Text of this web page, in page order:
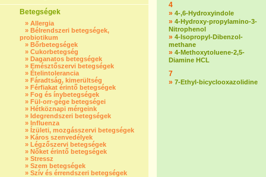
Betegségek
» Allergia
» Bélrendszeri betegségek,
probiotikum
» Bőrbetegségek
» Cukorbetegség
» Daganatos betegségek
» Emésztőszervi betegségek
» Ételintolerancia
» Fáradtság, kimerültség
» Férfiakat érintő betegségek
» Fog és ínybetegségek
» Fül-orr-gége betegségei
» Hétköznapi mérgeink
» Idegrendszeri betegségek
» Influenza
» Ízületi, mozgásszervi betegségek
» Káros szenvedélyek
» Légzőszervi betegségek
» Nőket érintő betegségek
» Stressz
» Szem betegségek
» Szív és érrendszeri betegségek
4
» 4-,6-Hydroxyindole
» 4-Hydroxy-propylamino-3-
Nitrophenol
» 4-Isopropyl-Dibenzol-
methane
» 4-Methoxytoluene-2,5-
Diamine HCL
7
» 7-Ethyl-bicyclooxazolidine